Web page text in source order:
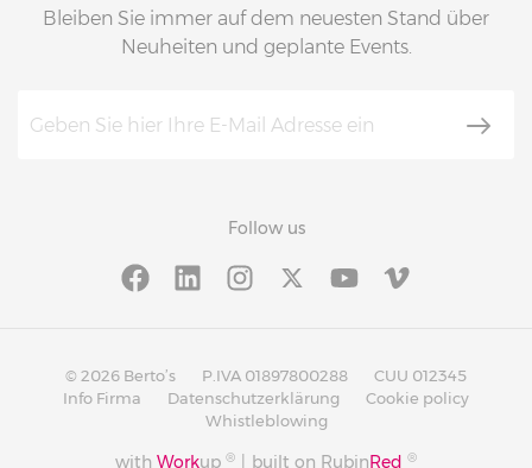
Bleiben Sie immer auf dem neuesten Stand über
Neuheiten und geplante Events.
Follow us
© 2026 Berto’s P.IVA 01897800288
CUU 012345
Info Firma
Datenschutzerklärung
Cookie policy
Whistleblowing
with Workup ® built on RubinRed ®